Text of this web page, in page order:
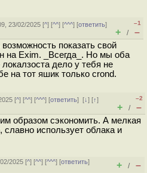
23/02/2025 [^] [^^] [^^^] [ответить]
–1
+ / –
показать свой
на Exim. _Всегда_. Но мы оба
дело у тебя не
на тот яшик только crond.
[^] [^^] [^^^] [ответить][↓] [↑]
–2
+ / –
образом сэкономить. А мелкая
использует облака и
2025 [^] [^^] [^^^] [ответить]
+ / –